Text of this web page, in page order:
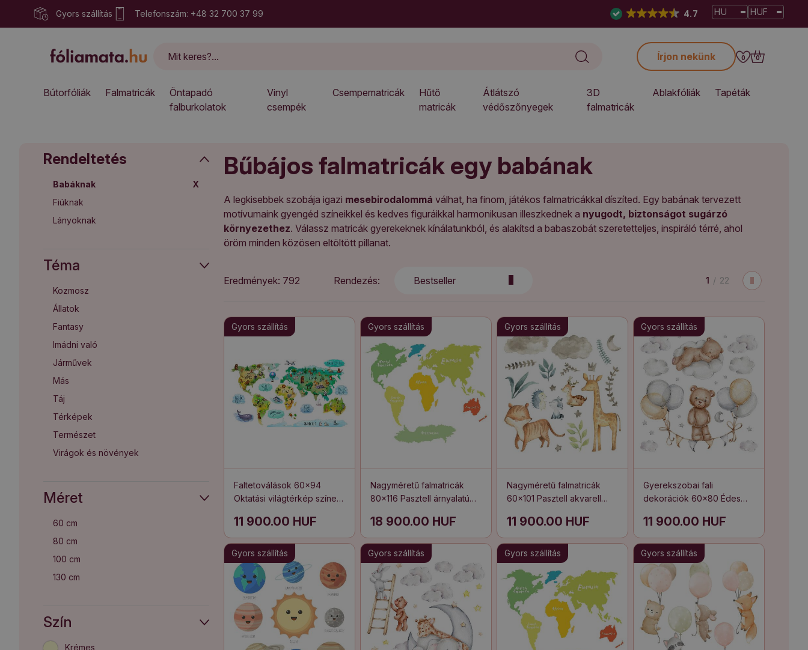
Gyors szállítás Telefonszám: +48 32 700 37 99 4.7 HU HUF
Írjon nekünk 0 0
Bútorfóliák Falmatricák
Öntapadó
falburkolatok
Vinyl
csempék
Csempematricák
Hűtő
matricák
Átlátszó
védőszőnyegek
3D
falmatricák
Ablakfóliák Tapéták
Rendeltetés
Babáknak
X
Fiúknak
Lányoknak
Téma
Kozmosz
Állatok
Fantasy
Imádni való
Járművek
Más
Táj
Térképek
Természet
Virágok és növények
Méret
60 cm
80 cm
100 cm
130 cm
Szín
Krémes
Bűbájos falmatricák egy babának
A legkisebbek szobája igazi mesebirodalommá válhat, ha finom, játékos falmatricákkal díszíted. Egy babának tervezett
motívumaink gyengéd színeikkel és kedves figuráikkal harmonikusan illeszkednek a nyugodt, biztonságot sugárzó
környezethez. Válassz matricák gyerekeknek kínálatunkból, és alakítsd a babaszobát szeretetteljes, inspiráló térré, ahol
öröm minden közösen eltöltött pillanat.
Eredmények: 792 Rendezés: Bestseller 1 / 22
Gyors szállítás
Faltetoválások 60x94
Oktatási világtérkép színes
11 900.00 HUF
Gyors szállítás
Nagyméretű falmatricák
80x116 Pasztell árnyalatú
illusztrációja
18 900.00 HUF
Gyors szállítás
Nagyméretű falmatricák
60x101 Pasztell akvarell
növényekről
11 900.00 HUF
Gyors szállítás
Gyerekszobai fali
dekorációk 60x80 Édes
árnyalatú lufikkal
11 900.00 HUF
Gyors szállítás Gyors szállítás Gyors szállítás Gyors szállítás